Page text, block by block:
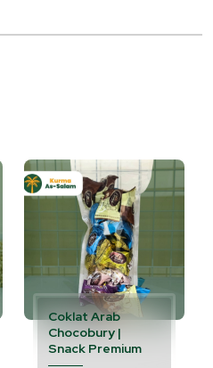
Coklat Arab
Chocobury |
Snack Premium